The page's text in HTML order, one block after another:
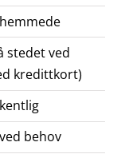
stedet ved
kredittkort)
behov